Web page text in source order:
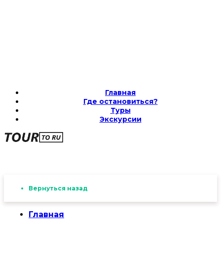
Главная
Где остановиться?
Туры
Экскурсии
Вернуться назад
Главная